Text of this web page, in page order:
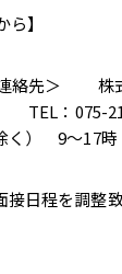
】
連絡先＞ 株
TEL：075-
く） 9～17時
接日程を調整